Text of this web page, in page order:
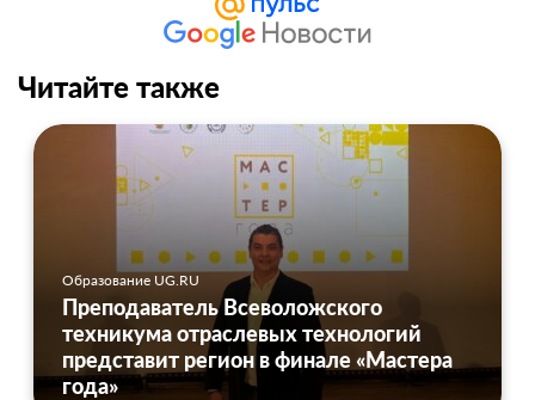
Читайте также
Образование UG.RU
Преподаватель Всеволожского
техникума отраслевых технологий
представит регион в финале «Мастера
года»